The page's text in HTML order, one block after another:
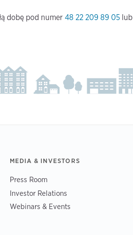
dobę pod numer 48 22 209 89 05lub
MEDIA & INVESTORS
Press Room
Investor Relations
Webinars & Events